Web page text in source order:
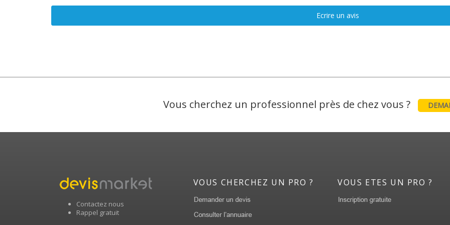
Ecrire un avis
Vous cherchez un professionnel près de chez vous ?
Contactez nous
Rappel gratuit
VOUS CHERCHEZ UN PRO ? VOUS ETES UN PRO ?